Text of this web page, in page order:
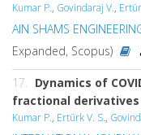
Kumar P., Govindaraj V.,
AIN SHAMS
Expanded, Scopus)
17. Dynamics of
fractional derivatives
Kumar P., Ertürk V. S.,